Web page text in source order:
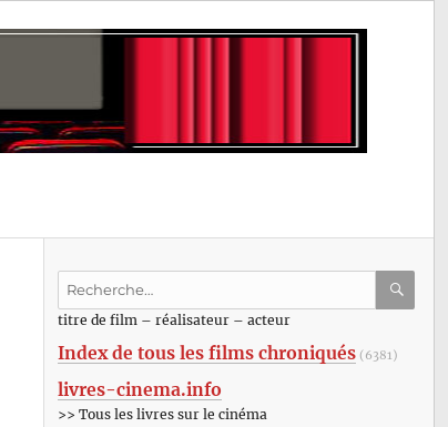
Recherche
:titre de film – réalisateur – acteur
Index de tous les films chroniqués (6381)
livres-cinema.info
>> Tous les livres sur le cinéma